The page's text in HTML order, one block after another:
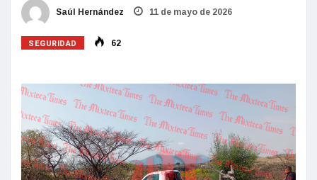
Saúl Hernández 11 de mayo de 2026
SEGURIDAD 62